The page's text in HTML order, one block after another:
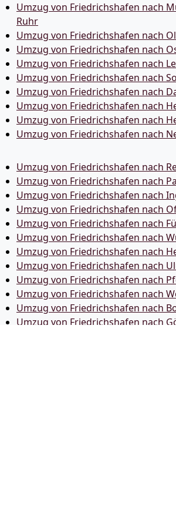
Umzug von Friedrichshafen nach
Ruhr
Umzug von Friedrichshafen nach
Umzug von Friedrichshafen nach
Umzug von Friedrichshafen nach
Umzug von Friedrichshafen nach
Umzug von Friedrichshafen nach
Umzug von Friedrichshafen nach
Umzug von Friedrichshafen nach
Umzug von Friedrichshafen nach
Umzug von Friedrichshafen nach
Umzug von Friedrichshafen nach
Umzug von Friedrichshafen nach
Umzug von Friedrichshafen nach
Umzug von Friedrichshafen nach
Umzug von Friedrichshafen nach
Umzug von Friedrichshafen nach
Umzug von Friedrichshafen nach
Umzug von Friedrichshafen nach
Umzug von Friedrichshafen nach
Umzug von Friedrichshafen nach
Umzug von Friedrichshafen nach